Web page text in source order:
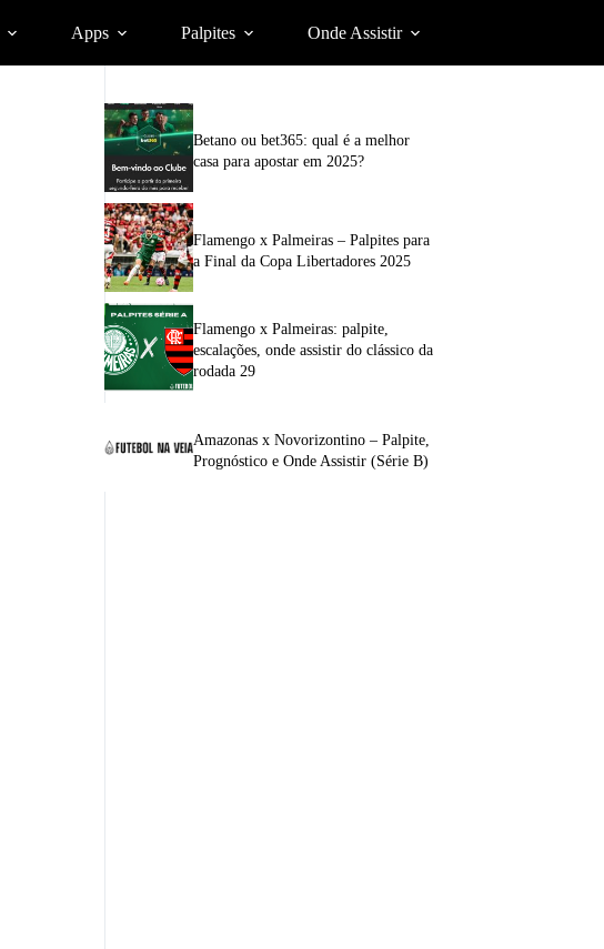
Apps Palpites Onde Assistir
Betano ou bet365: qual é a melhor
casa para apostar em 2025?
Flamengo x Palmeiras – Palpites para
a Final da Copa Libertadores 2025
Flamengo x Palmeiras: palpite,
escalações, onde assistir do clássico da
rodada 29
Amazonas x Novorizontino – Palpite,
Prognóstico e Onde Assistir (Série B)